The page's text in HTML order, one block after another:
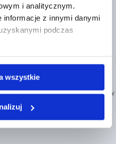
i analitycznym.
informacje z innymi danymi
podczas
wszystkie
⭐⭐⭐⭐⭐
Poznaj naszych prawników